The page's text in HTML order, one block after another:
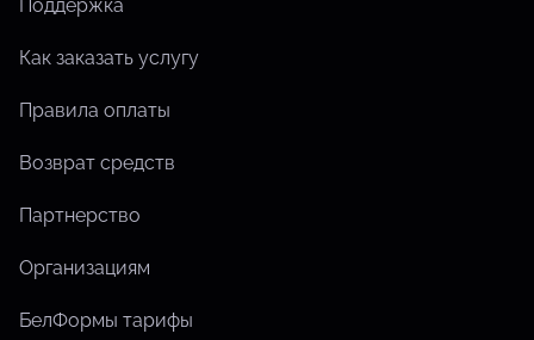
Поддержка
Как заказать услугу
Правила оплаты
Возврат средств
Партнерство
Организациям
БелФормы тарифы